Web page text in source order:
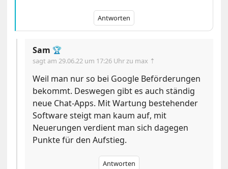
Antworten
Sam 🏆
sagt am 29.06.22 um 17:26 Uhr zu max ⇡
Weil man nur so bei Google Beförderungen
bekommt. Deswegen gibt es auch ständig
neue Chat-Apps. Mit Wartung bestehender
Software steigt man kaum auf, mit
Neuerungen verdient man sich dagegen
Punkte für den Aufstieg.
Antworten